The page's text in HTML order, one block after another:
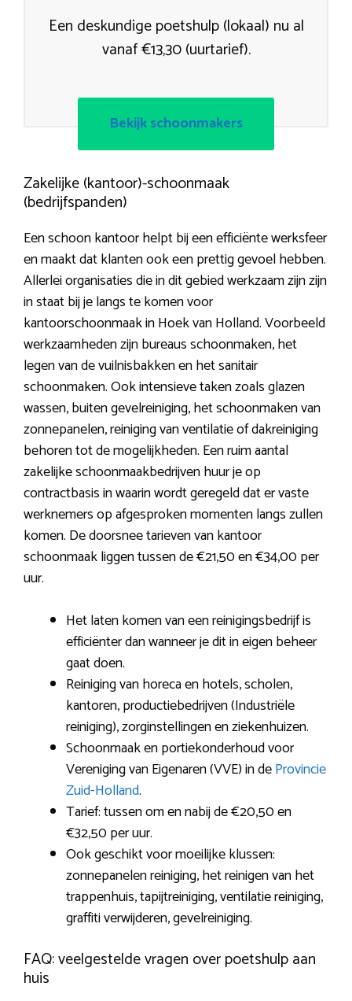
Een deskundige poetshulp (lokaal) nu al
vanaf €13,30 (uurtarief).
Bekijk schoonmakers
Zakelijke (kantoor)-schoonmaak
(bedrijfspanden)
Een schoon kantoor helpt bij een efficiënte werksfeer
en maakt dat klanten ook een prettig gevoel hebben.
Allerlei organisaties die in dit gebied werkzaam zijn zijn
in staat bij je langs te komen voor
kantoorschoonmaak in Hoek van Holland. Voorbeeld
werkzaamheden zijn bureaus schoonmaken, het
legen van de vuilnisbakken en het sanitair
schoonmaken. Ook intensieve taken zoals glazen
wassen, buiten gevelreiniging, het schoonmaken van
zonnepanelen, reiniging van ventilatie of dakreiniging
behoren tot de mogelijkheden. Een ruim aantal
zakelijke schoonmaakbedrijven huur je op
contractbasis in waarin wordt geregeld dat er vaste
werknemers op afgesproken momenten langs zullen
komen. De doorsnee tarieven van kantoor
schoonmaak liggen tussen de €21,50 en €34,00 per
uur.
Het laten komen van een reinigingsbedrijf is
efficiënter dan wanneer je dit in eigen beheer
gaat doen.
Reiniging van horeca en hotels, scholen,
kantoren, productiebedrijven (Industriële
reiniging), zorginstellingen en ziekenhuizen.
Schoonmaak en portiekonderhoud voor
Vereniging van Eigenaren (VVE) in deProvincie
Zuid-Holland.
Tarief: tussen om en nabij de €20,50 en
€32,50 per uur.
Ook geschikt voor moeilijke klussen:
zonnepanelen reiniging, het reinigen van het
trappenhuis, tapijtreiniging, ventilatie reiniging,
graffiti verwijderen, gevelreiniging.
FAQ: veelgestelde vragen over poetshulp aan
huis